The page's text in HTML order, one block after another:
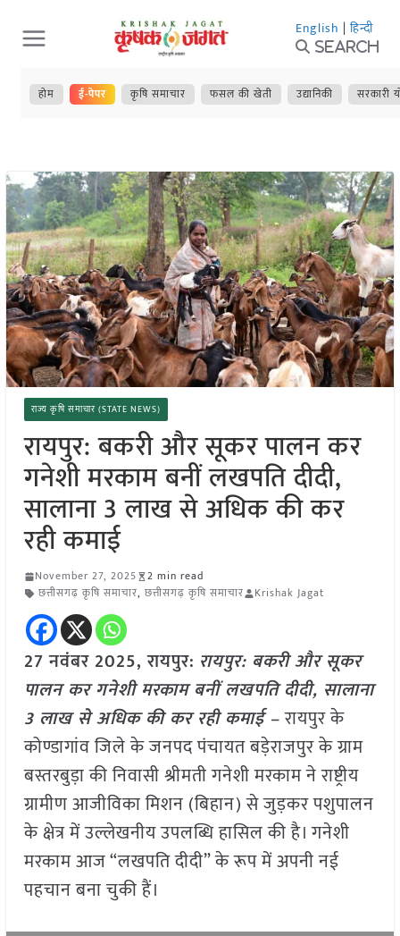
Skip
to
content
English | हिन्दी
Search
होम ई-पेपर कृषि समाचार फसल की खेती उद्यानिकी सरकारी
राज्य कृषि समाचार (STATE NEWS)
रायपुर: बकरी और सूकर पालन कर
गनेशी मरकाम बनीं लखपति दीदी,
सालाना 3 लाख से अधिक की कर
रही कमाई
November 27, 2025
2 min read
छत्तीसगढ़ कृषि समाचार, छत्तीसगढ़ कृषि समाचार Krishak Jagat
27 नवंबर 2025, रायपुर: रायपुर: बकरी और सूकर
पालन कर गनेशी मरकाम बनीं लखपति दीदी, सालाना
3 लाख से अधिक की कर रही कमाई –रायपुर के
कोण्डागांव जिले के जनपद पंचायत बड़ेराजपुर के ग्राम
बस्तरबुड़ा की निवासी श्रीमती गनेशी मरकाम ने राष्ट्रीय
ग्रामीण आजीविका मिशन (बिहान) से जुड़कर पशुपालन
के क्षेत्र में उल्लेखनीय उपलब्धि हासिल की है। गनेशी
मरकाम आज “लखपति दीदी” के रूप में अपनी नई
पहचान बना चुकी हैं।